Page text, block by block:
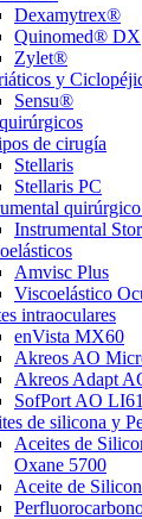
Dexamytrex®
Quinomed® DX
Zylet®
y
Sensu®
de cirugía
Stellaris
Stellaris PC
Instrumental
Amvisc Plus
Viscoelástico
intraoculares
enVista MX60
Akreos AO
Akreos Adapt
SofPort AO
de silicona y
Aceites de
Oxane 5700
Aceite de